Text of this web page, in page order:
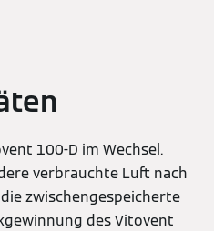
100-D im Wechsel.
verbrauchte Luft nach
zwischengespeicherte
des Vitovent